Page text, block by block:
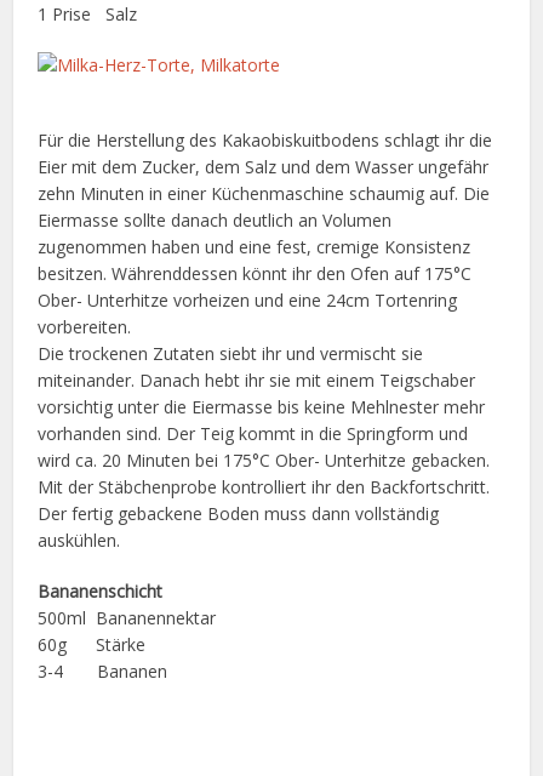
1 Prise Salz
Für die Herstellung des Kakaobiskuitbodens schlagt ihr die
Eier mit dem Zucker, dem Salz und dem Wasser ungefähr
zehn Minuten in einer Küchenmaschine schaumig auf. Die
Eiermasse sollte danach deutlich an Volumen
zugenommen haben und eine fest, cremige Konsistenz
besitzen. Währenddessen könnt ihr den Ofen auf 175°C
Ober- Unterhitze vorheizen und eine 24cm Tortenring
vorbereiten.
Die trockenen Zutaten siebt ihr und vermischt sie
miteinander. Danach hebt ihr sie mit einem Teigschaber
vorsichtig unter die Eiermasse bis keine Mehlnester mehr
vorhanden sind. Der Teig kommt in die Springform und
wird ca. 20 Minuten bei 175°C Ober- Unterhitze gebacken.
Mit der Stäbchenprobe kontrolliert ihr den Backfortschritt.
Der fertig gebackene Boden muss dann vollständig
auskühlen.
Bananenschicht
500ml Bananennektar
60g Stärke
3-4 Bananen